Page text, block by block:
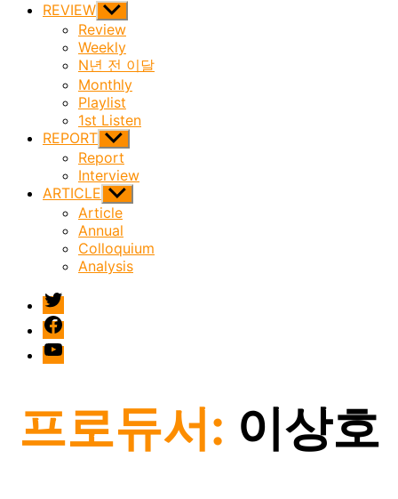
REVIEW Show
sub
menu
Review
Weekly
N년 전 이달
Monthly
Playlist
1st Listen
REPORT Show
sub
menu
Report
Interview
ARTICLE Show
sub
menu
Article
Annual
Colloquium
Analysis
twitter
facebook
Youtube
프로듀서: 이상호